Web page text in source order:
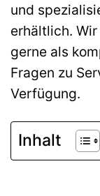
und
erhältlich.
gerne als
Fragen zu
Verfügung.
Inhalt